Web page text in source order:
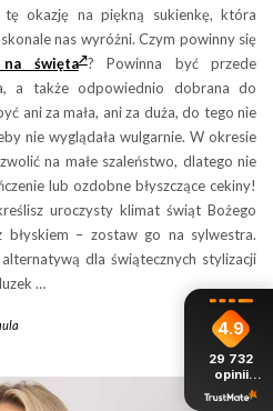
okazję na piękną sukienkę, która
nas wyróżni. Czym powinny się
święta ? Powinna być przede
a także odpowiednio dobrana do
ani za mała, ani za duża, do tego nie
nie wyglądała wulgarnie. W okresie
na małe szaleństwo, dlatego nie
lub ozdobne błyszczące cekiny!
uroczysty klimat świąt Bożego
błyskiem – zostaw go na sylwestra.
dla świątecznych stylizacji
…
4.9
29 732
opinii
z całego
okresu